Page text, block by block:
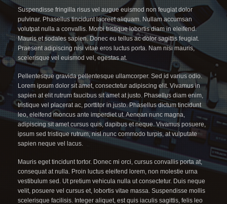
Suspendisse fringilla risus vel augue euismod non feugiat dolor
pulvinar. Phasellus tincidunt laoreet aliquam. Nullam accumsan
volutpat nulla a convallis. Morbi tristique lobortis diam in eleifend.
Mauris et sodales sapien. Donec eu tellus ac dolor sagittis feugiat.
Praesent adipiscing nisi vitae eros luctus porta. Nam nisi mauris,
scelerisque vel euismod vel, egestas at.
Pellentesque gravida pellentesque ullamcorper. Sed id varius odio.
Lorem ipsum dolor sit amet, consectetur adipiscing elit. Vivamus in
sapien at elit rutrum faucibus sit amet at justo. Phasellus diam enim,
tristique vel placerat ac, porttitor in justo. Phasellus dictum tincidunt
leo, eleifend rhoncus ante imperdiet ut. Aenean nunc magna,
adipiscing sit amet cursus quis, dapibus et neque. Vivamus posuere,
ipsum sed tristique rutrum, nisl nunc commodo turpis, at vulputate
sapien neque vel lacus.
Mauris eget tincidunt tortor. Donec mi orci, cursus convallis porta at,
consequat at nulla. Proin luctus eleifend lorem, non molestie urna
vestibulum sed. Ut pretium vehicula nulla ut consectetur. Duis neque
velit, posuere vel cursus et, lobortis vitae massa. Suspendisse mollis
scelerisque facilisis. Integer aliquet, est quis iaculis sagittis, felis leo